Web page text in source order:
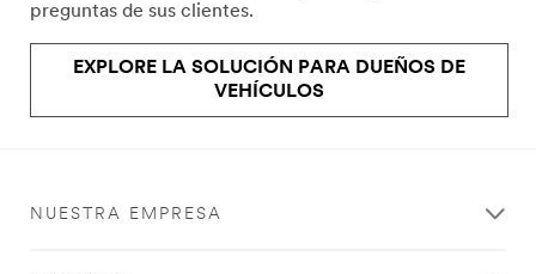
preguntas de sus clientes.
EXPLORE LA SOLUCIÓN PARA DUEÑOS DE
VEHÍCULOS
NUESTRA EMPRESA